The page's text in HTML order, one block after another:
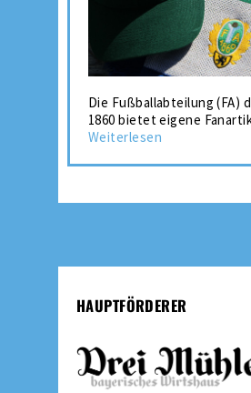
Die Fußballabteilung (FA)
1860 bietet eigene
Weiterlesen
HAUPTFÖRDERER